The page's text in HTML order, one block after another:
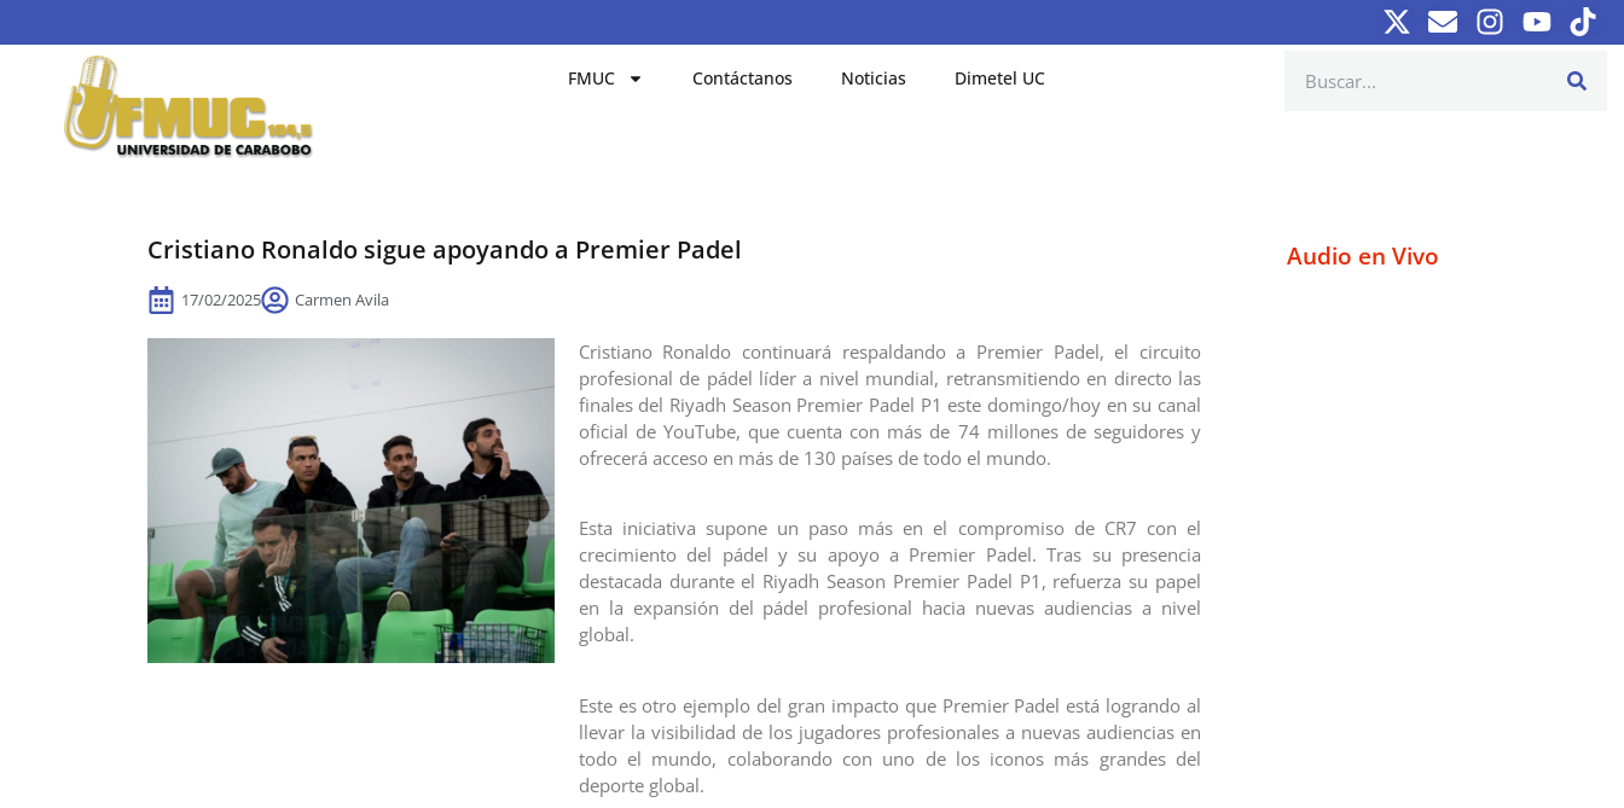
FMUC Contáctanos Noticias Dimetel UC
Cristiano Ronaldo sigue apoyando a Premier Padel
17/02/2025 Carmen Avila
Cristiano Ronaldo continuará respaldando a Premier Padel, el circuito
profesional de pádel líder a nivel mundial, retransmitiendo en directo las
finales del Riyadh Season Premier Padel P1 este domingo/hoy en su canal
oficial de YouTube, que cuenta con más de 74 millones de seguidores y
ofrecerá acceso en más de 130 países de todo el mundo.
Esta iniciativa supone un paso más en el compromiso de CR7 con el
crecimiento del pádel y su apoyo a Premier Padel. Tras su presencia
destacada durante el Riyadh Season Premier Padel P1, refuerza su papel
en la expansión del pádel profesional hacia nuevas audiencias a nivel
global.
Este es otro ejemplo del gran impacto que Premier Padel está logrando al
llevar la visibilidad de los jugadores profesionales a nuevas audiencias en
todo el mundo, colaborando con uno de los iconos más grandes del
deporte global.
Audio en Vivo